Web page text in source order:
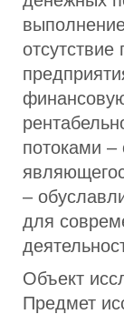
потоками –
–
для
Объект
Предмет